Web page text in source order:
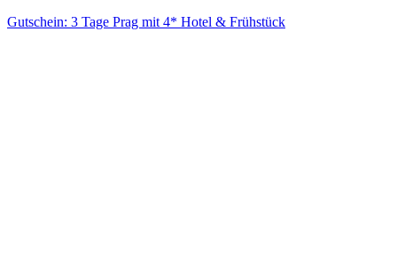
Gutschein: 3 Tage Prag mit 4* Hotel & Frühstück